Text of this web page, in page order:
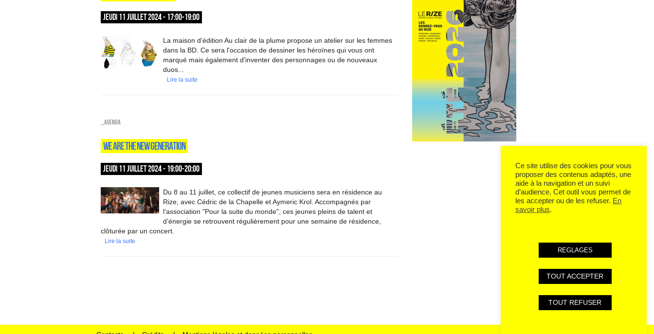
JEUDI 11 JUILLET 2024 - 17:00-19:00
La maison d'édition Au clair de la plume propose un atelier sur les femmes
dans la BD. Ce sera l'occasion de dessiner les héroïnes qui vous ont
marqué mais également d'inventer des personnages ou de nouveaux
duos...
Lire la suite
_Agenda
WE ARE THE NEW GENERATION
JEUDI 11 JUILLET 2024 - 19:00-20:00
Du 8 au 11 juillet, ce collectif de jeunes musiciens sera en résidence au
Rize, avec Cédric de la Chapelle et Aymeric Krol. Accompagnés par
l'association "Pour la suite du monde", ces jeunes pleins de talent et
d’énergie se retrouvent régulièrement pour une semaine de résidence,
clôturée par un concert.
Lire la suite
Ce site utilise des cookies pour vous
proposer des contenus adaptés, une
aide à la navigation et un suivi
d’audience. Cet outil vous permet de
les accepter ou de les refuser. En
savoir plus.
REGLAGES
TOUT ACCEPTER
TOUT REFUSER